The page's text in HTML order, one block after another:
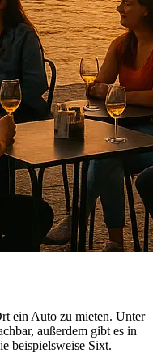
ein Auto zu mieten. Unter
außerdem gibt es in
beispielsweise Sixt.